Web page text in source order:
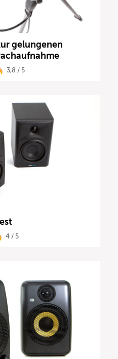
gelungenen
3,8 / 5
4 / 5